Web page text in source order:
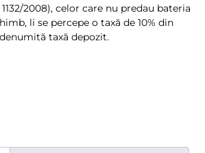
2008), celor care nu predau bateria
li se percepe o taxă de 10% din
taxă depozit.